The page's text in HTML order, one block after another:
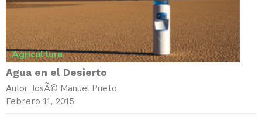
Agricultura
Agua en el Desierto
Autor: JosÃ© Manuel Prieto
Febrero 11, 2015